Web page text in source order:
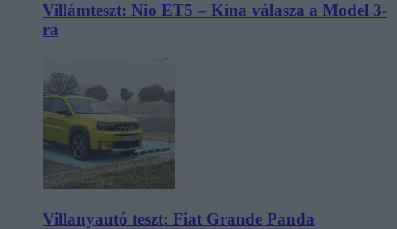
Villámteszt: Nio ET5 – Kína válasza a Model 3-
ra
Villanyautó teszt: Fiat Grande Panda